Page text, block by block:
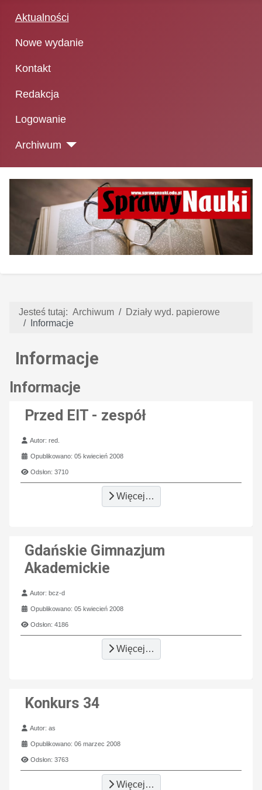
Aktualności
Nowe wydanie
Kontakt
Redakcja
Logowanie
Archiwum
Jesteś tutaj: Archiwum
Działy wyd. papierowe
Informacje
Informacje
Informacje
Przed EIT - zespół
Szczegóły
Autor:red.
Opublikowano: 05 kwiecień 2008
Odsłon: 3710
Więcej…
Gdańskie Gimnazjum
Akademickie
Szczegóły
Autor:bcz-d
Opublikowano: 05 kwiecień 2008
Odsłon: 4186
Więcej…
Konkurs 34
Szczegóły
Autor:as
Opublikowano: 06 marzec 2008
Odsłon: 3763
Więcej…